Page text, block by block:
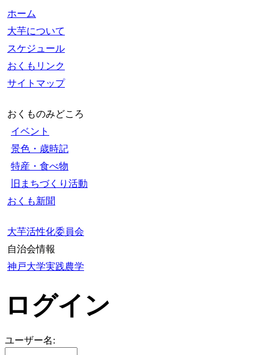
ホーム
大芋について
スケジュール
おくもリンク
サイトマップ
おくものみどころ
イベント
景色・歳時記
特産・食べ物
旧まちづくり活動
おくも新聞
大芋活性化委員会
自治会情報
神戸大学実践農学
ログイン
ユーザー名: